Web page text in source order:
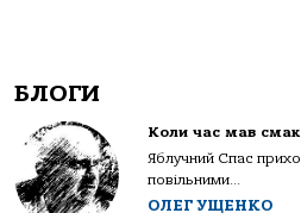
БЛОГИ
Коли час мав
Яблучний Спас
повільними...
ОЛЕГ УЩЕНКО